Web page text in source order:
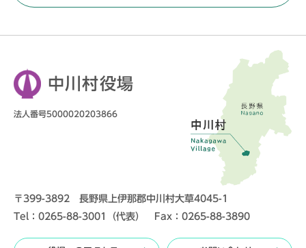
中川村役場
法人番号5000020203866
〒399-3892 長野県上伊那郡中川村大草4045-1
Tel：0265-88-3001（代表） Fax：0265-88-3890